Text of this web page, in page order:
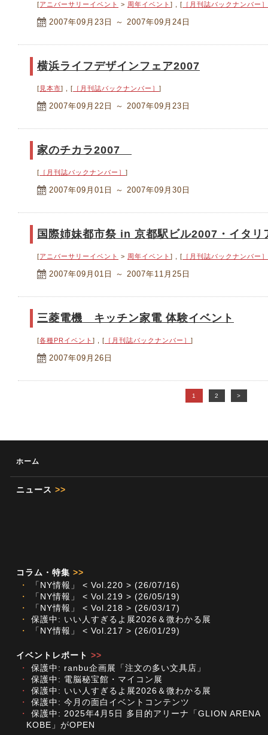
[アニバーサリーイベント > 周年イベント ] , [ ［月刊誌バックナンバー］
2007年09月23日 ～ 2007年09月24日
横浜ライフデザインフェア2007
[ 見本市] , [ ［月刊誌バックナンバー］ ]
2007年09月22日 ～ 2007年09月23日
家のチカラ2007
[ ［月刊誌バックナンバー］ ]
2007年09月01日 ～ 2007年09月30日
国際姉妹都市祭 in 京都駅ビル2007・イタリ
[アニバーサリーイベント > 周年イベント ] , [ ［月刊誌バックナンバー］
2007年09月01日 ～ 2007年11月25日
三菱電機 キッチン家電 体験イベント
[各種PRイベント ] , [ ［月刊誌バックナンバー］ ]
2007年09月26日
1 2 >
ホーム
ニュース >>
コラム・特集 >>
・
「NY情報」 < Vol.220 > (26/07/16)
・
「NY情報」 < Vol.219 > (26/05/19)
・
「NY情報」 < Vol.218 > (26/03/17)
・
保護中: いい人すぎるよ展2026＆微わかる展
・
「NY情報」 < Vol.217 > (26/01/29)
イベントレポート >>
・
保護中: ranbu企画展「注文の多い文具店」
・
保護中: 電脳秘宝館・マイコン展
・
保護中: いい人すぎるよ展2026＆微わかる展
・
保護中: 今月の面白イベントコンテンツ
・
保護中: 2025年4月5日 多目的アリーナ「GLION ARENA
KOBE」がOPEN